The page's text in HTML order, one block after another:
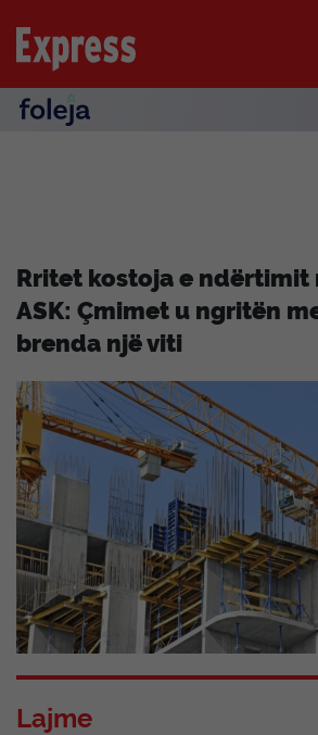
Rritet kostoja e ndërtimit
ASK: Çmimet u ngritën
brenda një viti
Lajme